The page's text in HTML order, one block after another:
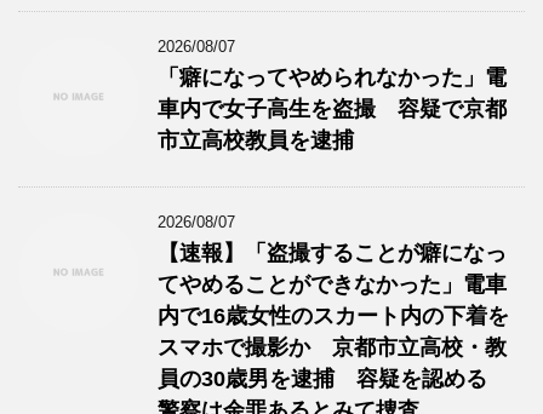
2026/08/07
「癖になってやめられなかった」電
車内で女子高生を盗撮 容疑で京都
市立高校教員を逮捕
2026/08/07
【速報】「盗撮することが癖になっ
てやめることができなかった」電車
内で16歳女性のスカート内の下着を
スマホで撮影か 京都市立高校・教
員の30歳男を逮捕 容疑を認める